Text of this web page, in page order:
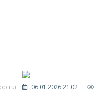
06.01.2026 21:02